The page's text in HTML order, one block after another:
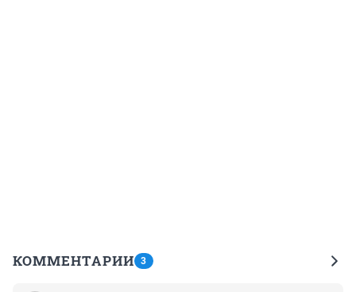
КОММЕНТАРИИ 3